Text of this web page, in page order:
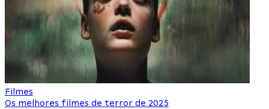
Filmes
Os melhores filmes de terror de 2025